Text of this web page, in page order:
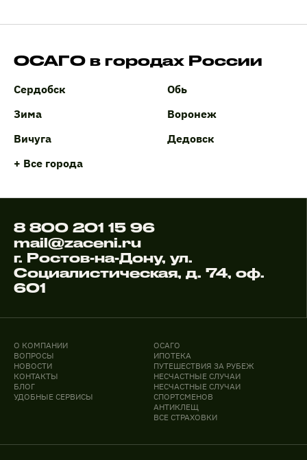
ОСАГО в городах России
Сердобск
Обь
Зима
Воронеж
Вичуга
Дедовск
+ Все города
8 800 201 15 96
mail@zaceni.ru
г. Ростов-на-Дону, ул.
Социалистическая, д. 74, оф.
601
О КОМПАНИИ
ВОПРОСЫ
НОВОСТИ
КОНТАКТЫ
БЛОГ
УДОБНЫЕ СЕРВИСЫ
ОСАГО
ИПОТЕКА
ПУТЕШЕСТВИЯ ЗА РУБЕЖ
НЕСЧАСТНЫЕ СЛУЧАИ
НЕСЧАСТНЫЕ СЛУЧАИ
СПОРТСМЕНОВ
АНТИКЛЕЩ
ВСЕ СТРАХОВКИ